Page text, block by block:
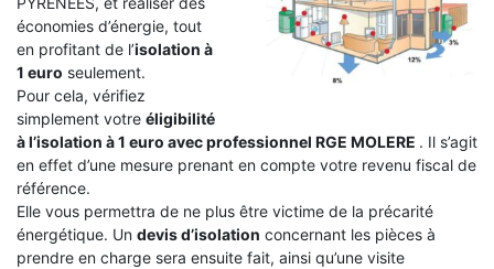
économies d’énergie, tout
en profitant de l’isolation à
1 euro seulement.
Pour cela, vérifiez
simplement votre éligibilité
à l’isolation à 1 euro avec professionnel RGE MOLERE . Il s’agit
en effet d’une mesure prenant en compte votre revenu fiscal de
référence.
Elle vous permettra de ne plus être victime de la précarité
énergétique. Un devis d’isolation concernant les pièces à
prendre en charge sera ensuite fait, ainsi qu’une visite